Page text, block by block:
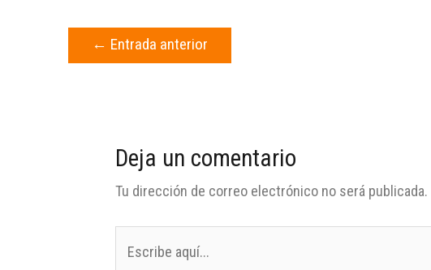
← Entrada anterior
Deja un comentario
Tu dirección de correo electrónico no será publicada.